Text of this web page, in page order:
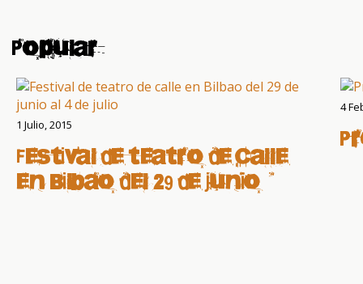
Popular
1 Julio, 2015
Festival de teatro de calle
en Bilbao del 29 de junio al
4